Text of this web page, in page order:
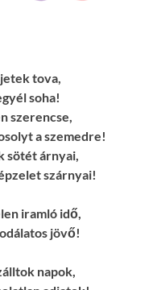
tova,
soha!
szerencse,
a szemedre!
sötét árnyai,
szárnyai!
iramló idő,
jövő!
napok,